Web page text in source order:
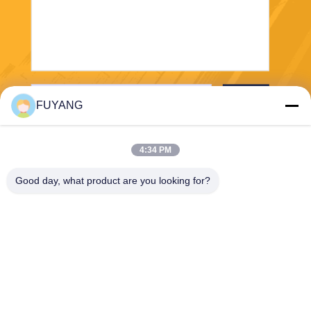
FUYANG
4:34 PM
Good day, what product are you looking for?